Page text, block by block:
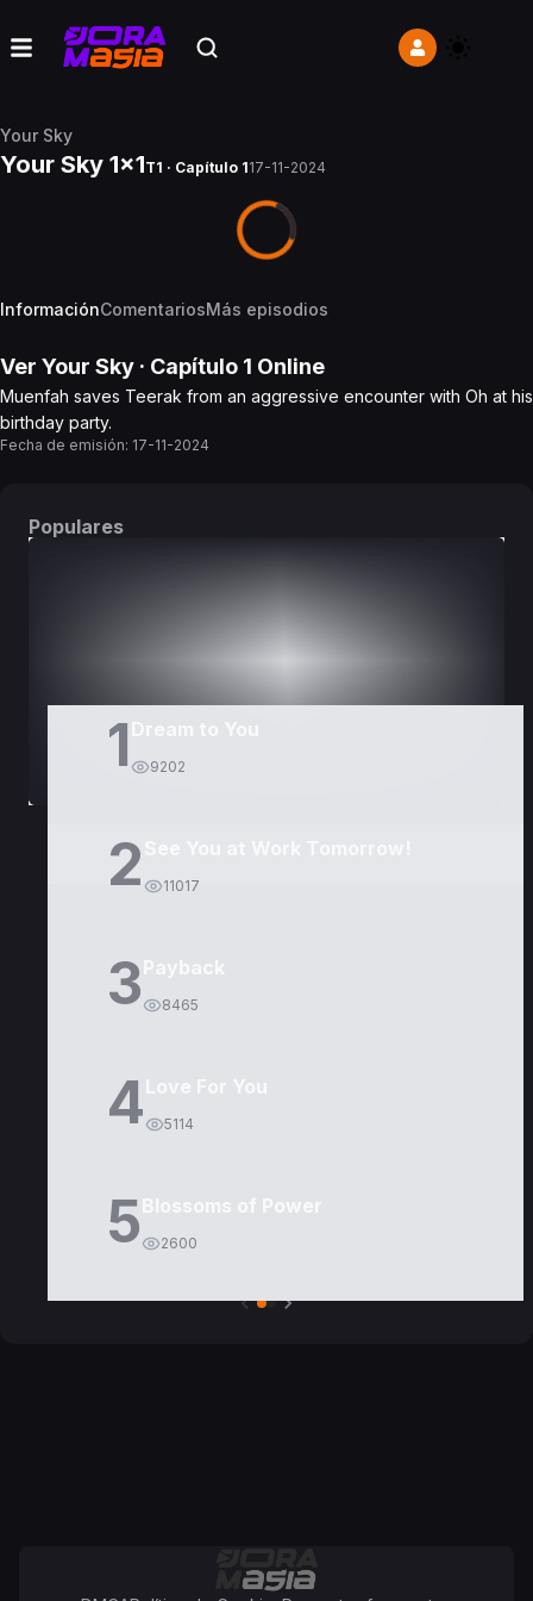
Your Sky
Your Sky 1x1T1 · Capítulo 117-11-2024
InformaciónComentariosMás episodios
Ver Your Sky · Capítulo 1 Online
Muenfah saves Teerak from an aggressive encounter with Oh at his
birthday party.
Fecha de emisión: 17-11-2024
Populares
1 9202
2 11017
3Payback
8465
4Love For You
5114
5Blossoms of Power
2600